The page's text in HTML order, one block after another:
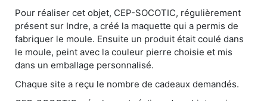
Pour réaliser cet objet, CEP-SOCOTIC, régulièrement
présent sur Indre, a créé la maquette qui a permis de
fabriquer le moule. Ensuite un produit était coulé dans
le moule, peint avec la couleur pierre choisie et mis
dans un emballage personnalisé.
Chaque site a reçu le nombre de cadeaux demandés.